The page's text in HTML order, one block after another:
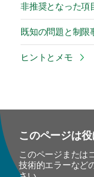
非推奨となった項
既知の問題と制限
ヒントとメモ
このページは
このページまたは
技術的エラーなど